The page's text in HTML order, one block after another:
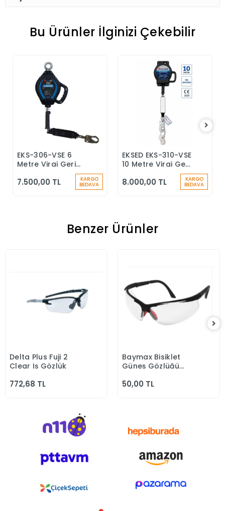
Bu Ürünler İlginizi Çekebilir
Sepete Ekle
EKS-306-VSE 6
Metre Viraj Geri
Durdurucu Keskin
7.500,00 TL KARGO
BEDAVA
Sepete Ekle
EKSED EKS-310-VSE
10 Metre Viraj Geri
Durdurucu
8.000,00 TL KARGO
BEDAVA
Benzer Ürünler
Sepete Ekle
Delta Plus Fuji 2
Clear Iş Gözlük
772,68 TL
Sepete Ekle
Baymax Bisiklet
Güneş Gözlüğü
Gözlük S600 Şeffaf
50,00 TL